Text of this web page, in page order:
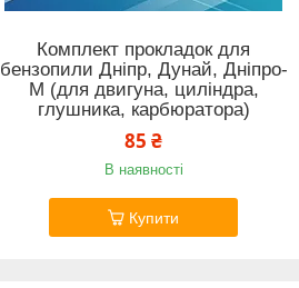
Комплект прокладок для
бензопили Дніпр, Дунай, Дніпро-
М (для двигуна, циліндра,
глушника, карбюратора)
85 ₴
В наявності
Купити